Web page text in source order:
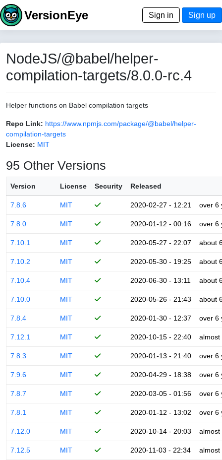
VersionEye Sign in Sign up
NodeJS/@babel/helper-
compilation-targets/8.0.0-rc.4
Helper functions on Babel compilation targets
Repo Link: https://www.npmjs.com/package/@babel/helper-
compilation-targets
License: MIT
95 Other Versions
Version License Security Released
7.8.6 MIT 2020-02-27 - 12:21 over 6
7.8.0 MIT 2020-01-12 - 00:16 over 6
7.10.1 MIT 2020-05-27 - 22:07 about
7.10.2 MIT 2020-05-30 - 19:25 about
7.10.4 MIT 2020-06-30 - 13:11 about
7.10.0 MIT 2020-05-26 - 21:43 about
7.8.4 MIT 2020-01-30 - 12:37 over 6
7.12.1 MIT 2020-10-15 - 22:40 almost
7.8.3 MIT 2020-01-13 - 21:40 over 6
7.9.6 MIT 2020-04-29 - 18:38 over 6
7.8.7 MIT 2020-03-05 - 01:56 over 6
7.8.1 MIT 2020-01-12 - 13:02 over 6
7.12.0 MIT 2020-10-14 - 20:03 almost
7.12.5 MIT 2020-11-03 - 22:34 almost